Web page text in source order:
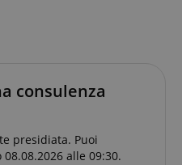
consulenza
presidiata. Puoi
alle 09:30.